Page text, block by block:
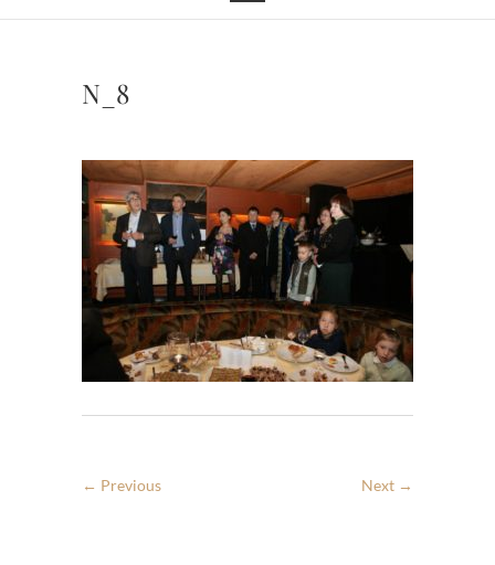
N_8
← Previous Next →